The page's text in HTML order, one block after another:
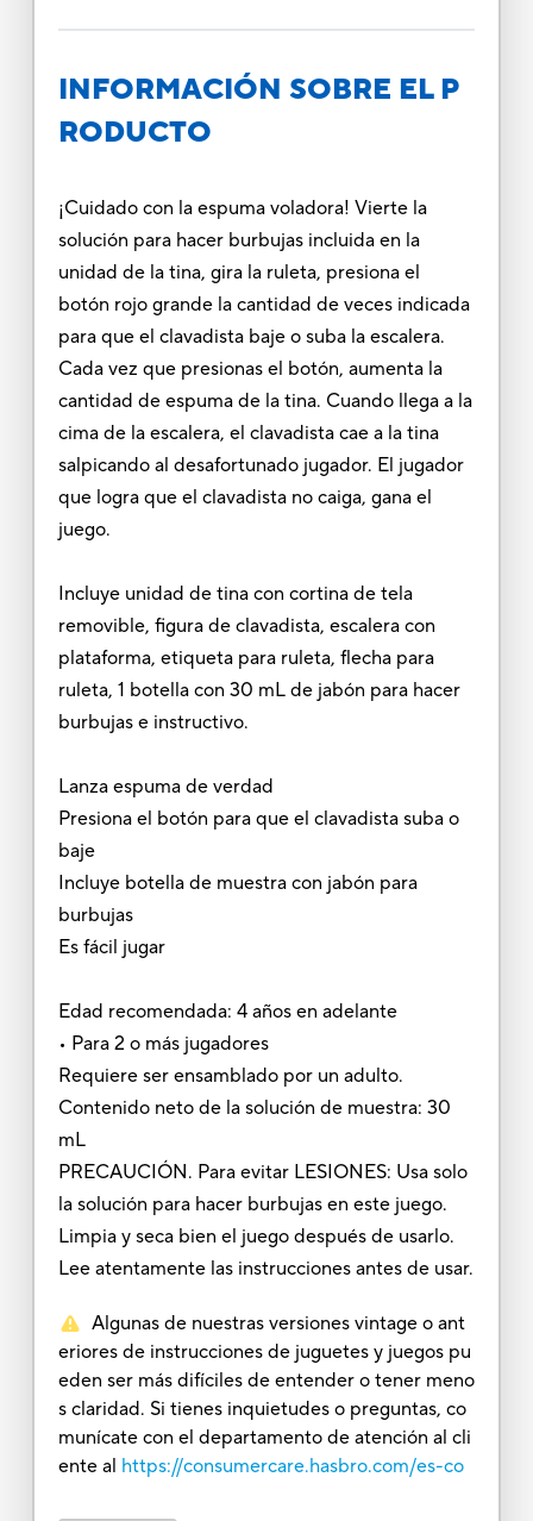
INFORMACIÓN SOBRE EL P
RODUCTO
¡Cuidado con la espuma voladora! Vierte la
solución para hacer burbujas incluida en la
unidad de la tina, gira la ruleta, presiona el
botón rojo grande la cantidad de veces indicada
para que el clavadista baje o suba la escalera.
Cada vez que presionas el botón, aumenta la
cantidad de espuma de la tina. Cuando llega a la
cima de la escalera, el clavadista cae a la tina
salpicando al desafortunado jugador. El jugador
que logra que el clavadista no caiga, gana el
juego.
Incluye unidad de tina con cortina de tela
removible, figura de clavadista, escalera con
plataforma, etiqueta para ruleta, flecha para
ruleta, 1 botella con 30 mL de jabón para hacer
burbujas e instructivo.
Lanza espuma de verdad
Presiona el botón para que el clavadista suba o
baje
Incluye botella de muestra con jabón para
burbujas
Es fácil jugar
Edad recomendada: 4 años en adelante
• Para 2 o más jugadores
Requiere ser ensamblado por un adulto.
Contenido neto de la solución de muestra: 30
mL
PRECAUCIÓN. Para evitar LESIONES: Usa solo
la solución para hacer burbujas en este juego.
Limpia y seca bien el juego después de usarlo.
Lee atentamente las instrucciones antes de usar.
Algunas de nuestras versiones vintage o ant
eriores de instrucciones de juguetes y juegos pu
eden ser más difíciles de entender o tener meno
s claridad. Si tienes inquietudes o preguntas, co
munícate con el departamento de atención al cli
ente al https://consumercare.hasbro.com/es-co